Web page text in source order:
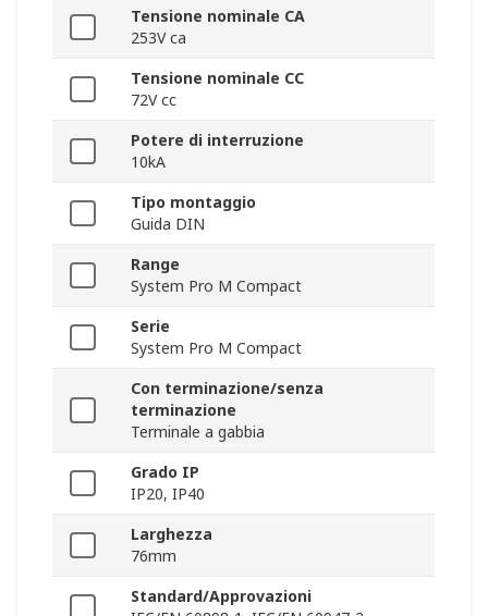
Tensione nominale CA
253V ca
Tensione nominale CC
72V cc
Potere di interruzione
10kA
Tipo montaggio
Guida DIN
Range
System Pro M Compact
Serie
System Pro M Compact
Con terminazione/senza
terminazione
Terminale a gabbia
Grado IP
IP20, IP40
Larghezza
76mm
Standard/Approvazioni